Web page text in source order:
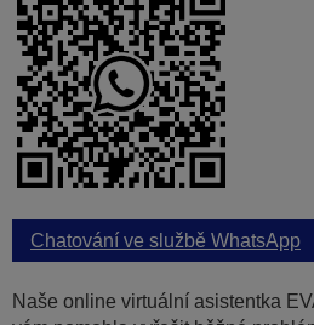
Chatování ve službě WhatsApp
Naše online virtuální asistentka